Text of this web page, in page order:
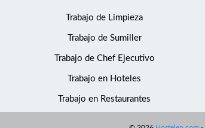
Trabajo de Limpieza
Trabajo de Sumiller
Trabajo de Chef Ejecutivo
Trabajo en Hoteles
Trabajo en Restaurantes